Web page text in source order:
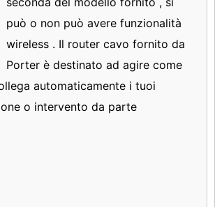
può o non può avere funzionalità
wireless . Il router cavo fornito da
Porter è destinato ad agire come
automaticamente i tuoi
o intervento da parte